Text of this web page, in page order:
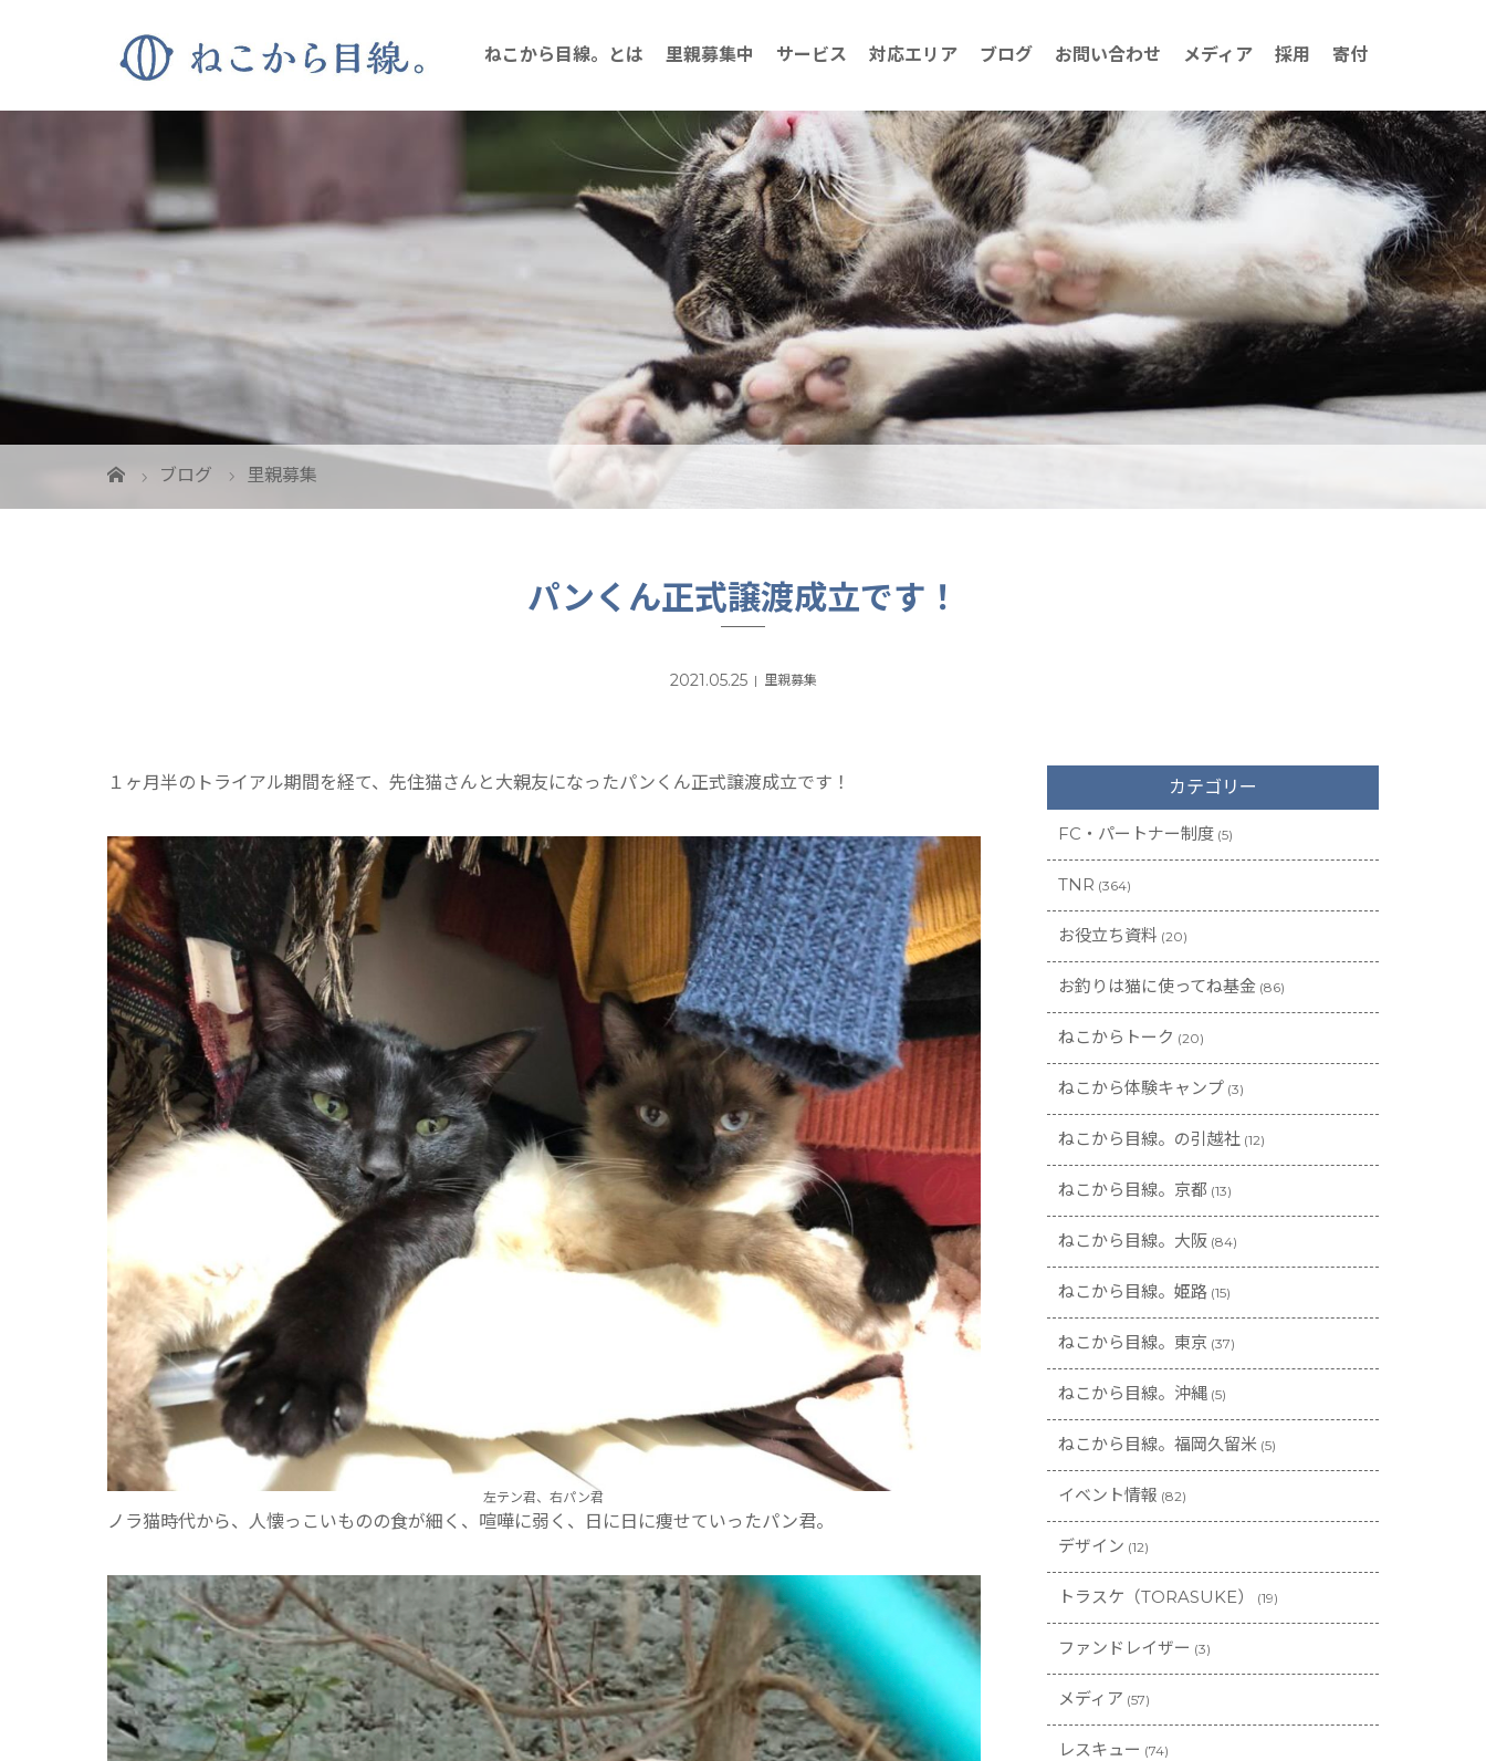
ねこから目線。とは 里親募集中 サービス 対応エリア ブログ お問い合わせ メディア 採用 寄付
ブログ 里親募集
パンくん正式譲渡成立です！
2021.05.25 里親募集
１ヶ月半のトライアル期間を経て、先住猫さんと大親友になったパンくん正式譲渡成立です！
左テン君、右パン君
ノラ猫時代から、人懐っこいものの食が細く、喧嘩に弱く、日に日に痩せていったパン君。
カテゴリー
FC・パートナー制度 (5)
TNR (364)
お役立ち資料 (20)
お釣りは猫に使ってね基金 (86)
ねこからトーク (20)
ねこから体験キャンプ (3)
ねこから目線。の引越社 (12)
ねこから目線。京都 (13)
ねこから目線。大阪 (84)
ねこから目線。姫路 (15)
ねこから目線。東京 (37)
ねこから目線。沖縄 (5)
ねこから目線。福岡久留米 (5)
イベント情報 (82)
デザイン (12)
トラスケ（TORASUKE） (19)
ファンドレイザー (3)
メディア (57)
レスキュー (74)